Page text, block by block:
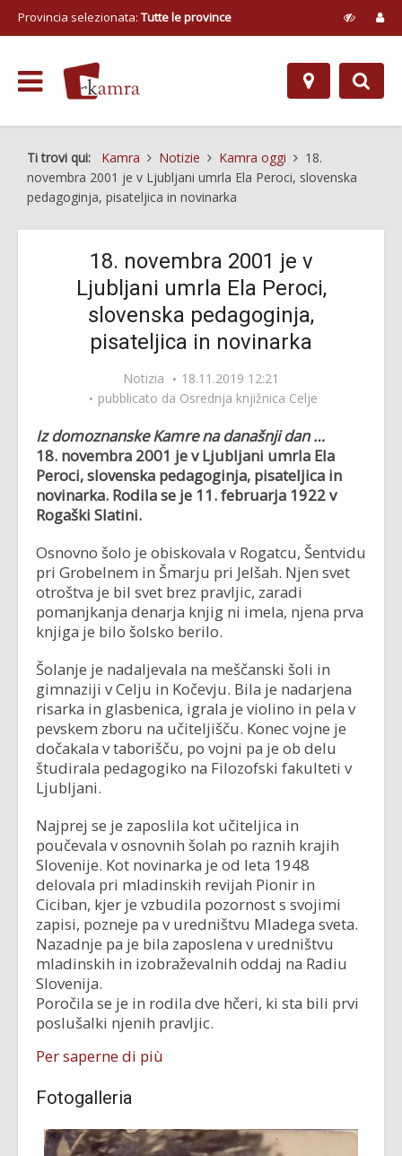
Provincia selezionata: Tutte le province
Ti trovi qui: Kamra Notizie Kamra oggi
18.
novembra 2001 je v Ljubljani umrla Ela Peroci, slovenska
pedagoginja, pisateljica in novinarka
18. novembra 2001 je v
Ljubljani umrla Ela Peroci,
slovenska pedagoginja,
pisateljica in novinarka
Notizia
18.11.2019 12:21
pubblicato da Osrednja knjižnica Celje
Iz domoznanske Kamre na današnji dan …
18. novembra 2001 je v Ljubljani umrla Ela
Peroci, slovenska pedagoginja, pisateljica in
novinarka. Rodila se je 11. februarja 1922 v
Rogaški Slatini.
Osnovno šolo je obiskovala v Rogatcu, Šentvidu
pri Grobelnem in Šmarju pri Jelšah. Njen svet
otroštva je bil svet brez pravljic, zaradi
pomanjkanja denarja knjig ni imela, njena prva
knjiga je bilo šolsko berilo.
Šolanje je nadaljevala na meščanski šoli in
gimnaziji v Celju in Kočevju. Bila je nadarjena
risarka in glasbenica, igrala je violino in pela v
pevskem zboru na učiteljišču. Konec vojne je
dočakala v taborišču, po vojni pa je ob delu
študirala pedagogiko na Filozofski fakulteti v
Ljubljani.
Najprej se je zaposlila kot učiteljica in
poučevala v osnovnih šolah po raznih krajih
Slovenije. Kot novinarka je od leta 1948
delovala pri mladinskih revijah Pionir in
Ciciban, kjer je vzbudila pozornost s svojimi
zapisi, pozneje pa v uredništvu Mladega sveta.
Nazadnje pa je bila zaposlena v uredništvu
mladinskih in izobraževalnih oddaj na Radiu
Slovenija.
Poročila se je in rodila dve hčeri, ki sta bili prvi
poslušalki njenih pravljic.
Per saperne di più
Fotogalleria